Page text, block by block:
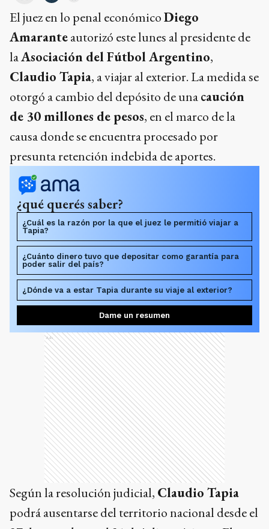
El juez en lo penal económicoDiego
Amaranteautorizó este lunes al presidente de
laAsociación del Fútbol Argentino,
Claudio Tapia, a viajar al exterior. La medida se
otorgó a cambio del depósito de unacaución
de 30 millones de pesos, en el marco de la
causa donde se encuentra procesado por
presunta retención indebida de aportes.
¿qué querés saber?
¿Cuál es la razón por la que el juez le permitió viajar a
Tapia?
¿Cuánto dinero tuvo que depositar como garantía para
poder salir del país?
¿Dónde va a estar Tapia durante su viaje al exterior?
Dame un resumen
Ads
Según la resolución judicial, Claudio Tapia
podrá ausentarse del territorio nacional desde el